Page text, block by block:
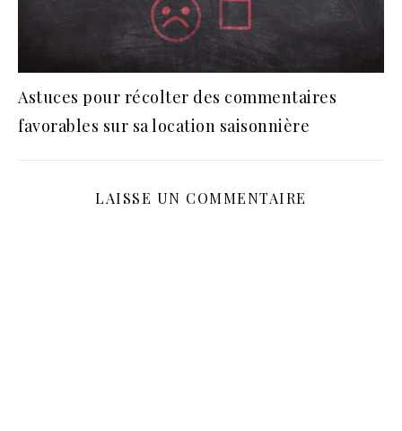
Astuces pour récolter des commentaires
favorables sur sa location saisonnière
LAISSE UN COMMENTAIRE